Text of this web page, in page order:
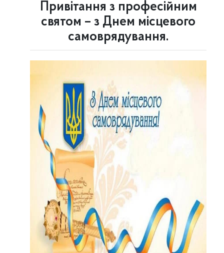
Привітання з професійним
святом – з Днем місцевого
самоврядування.